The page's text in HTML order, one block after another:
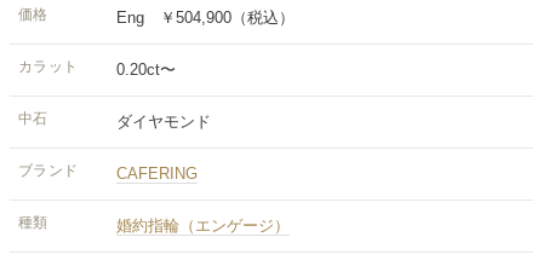
価格 Eng ￥504,900（税込）
カラット 0.20ct〜
中石 ダイヤモンド
ブランド CAFERING
種類 婚約指輪（エンゲージ）